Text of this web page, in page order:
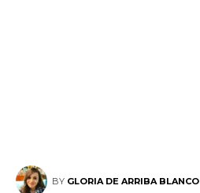
BY GLORIA DE ARRIBA BLANCO